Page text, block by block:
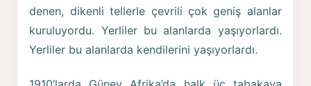
denen, dikenli tellerle çevrili çok geniş alanlar
kuruluyordu. Yerliler bu alanlarda yaşıyorlardı.
Yerliler bu alanlarda kendilerini yaşıyorlardı.